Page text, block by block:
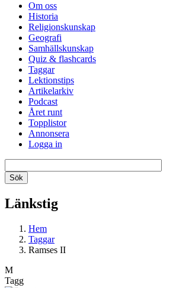
Om oss
Historia
Religionskunskap
Geografi
Samhällskunskap
Quiz & flashcards
Taggar
Lektionstips
Artikelarkiv
Podcast
Året runt
Topplistor
Annonsera
Logga in
Länkstig
Hem
Taggar
Ramses II
M
Tagg